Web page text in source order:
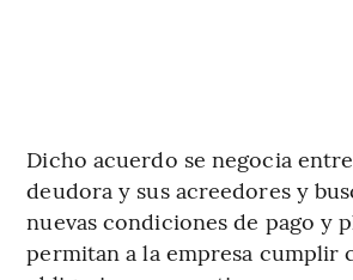
Dicho acuerdo se negocia
deudora y sus acreedores y
nuevas condiciones de pago y
permitan a la empresa cumplir